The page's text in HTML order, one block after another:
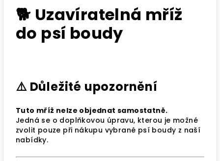
🐕 Uzavíratelná mříž
do psí boudy
⚠️ Důležité upozornění
Tuto mříž nelze objednat samostatně.
Jedná se o doplňkovou úpravu, kterou je možné
zvolit pouze při nákupu vybrané psí boudy z naší
nabídky.